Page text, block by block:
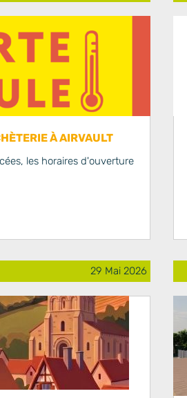
À AIRVAULT
les horaires d'ouverture
29 Mai 2026